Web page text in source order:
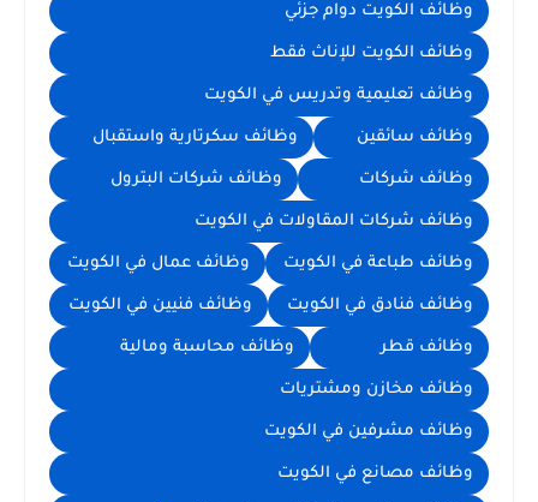
وظائف الكويت دوام جزئي
وظائف الكويت للإناث فقط
وظائف تعليمية وتدريس في الكويت
وظائف سائقين وظائف سكرتارية واستقبال
وظائف شركات وظائف شركات البترول
وظائف شركات المقاولات في الكويت
وظائف طباعة في الكويت وظائف عمال في الكويت
وظائف فنادق في الكويت وظائف فنيين في الكويت
وظائف قطر وظائف محاسبة ومالية
وظائف مخازن ومشتريات
وظائف مشرفين في الكويت
وظائف مصانع في الكويت